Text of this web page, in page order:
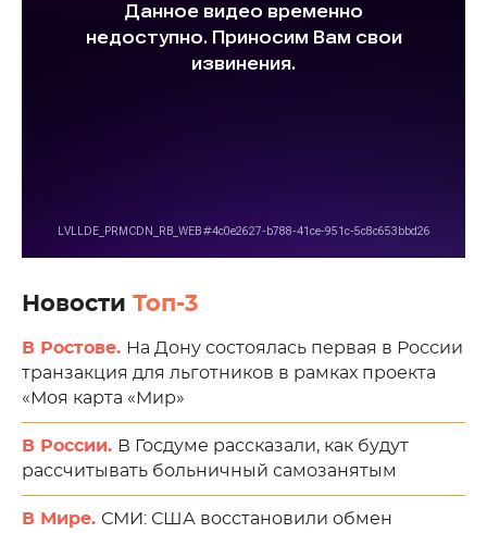
Новости Топ-3
В Ростове. На Дону состоялась первая в России
транзакция для льготников в рамках проекта
«Моя карта «Мир»
В России. В Госдуме рассказали, как будут
рассчитывать больничный самозанятым
В Мире. СМИ: США восстановили обмен